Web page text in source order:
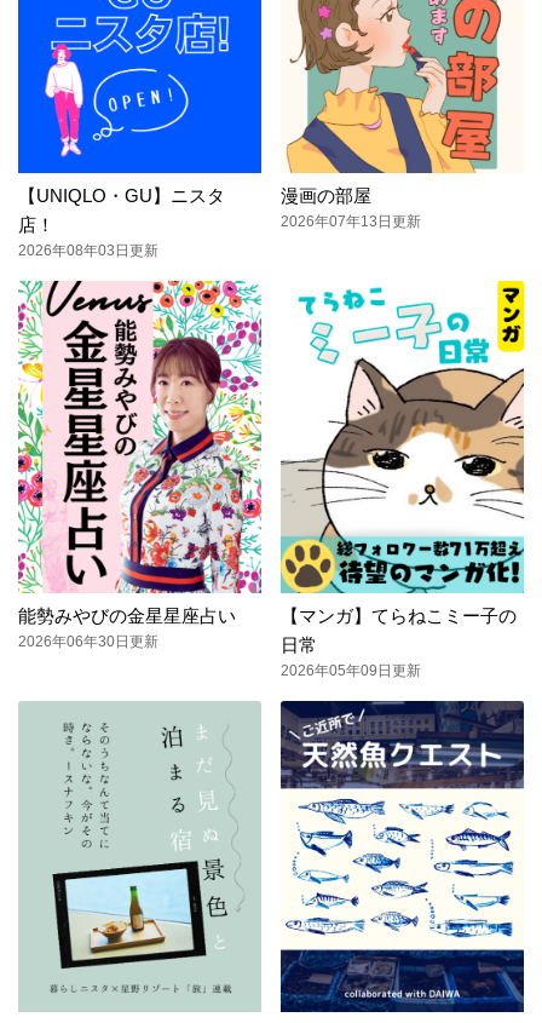
【UNIQLO・GU】ニスタ
店！
2026年08年03日更新
漫画の部屋
2026年07年13日更新
能勢みやびの金星星座占い
2026年06年30日更新
【マンガ】てらねこミー子の
日常
2026年05年09日更新